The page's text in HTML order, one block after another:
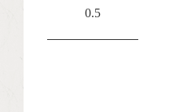
0.5